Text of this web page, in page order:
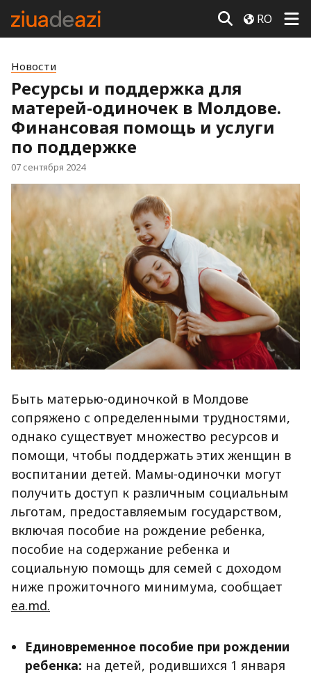
RO
Новости
Ресурсы и поддержка для
матерей-одиночек в Молдове.
Финансовая помощь и услуги
по поддержке
07 сентября 2024
Быть матерью-одиночкой в Молдове
сопряжено с определенными трудностями,
однако существует множество ресурсов и
помощи, чтобы поддержать этих женщин в
воспитании детей. Мамы-одиночки могут
получить доступ к различным социальным
льготам, предоставляемым государством,
включая пособие на рождение ребенка,
пособие на содержание ребенка и
социальную помощь для семей с доходом
ниже прожиточного минимума, сообщает
ea.md.
Единовременное пособие при рождении
ребенка: на детей, родившихся 1 января